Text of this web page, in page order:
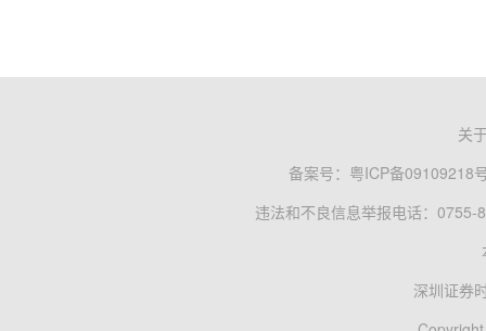
关
备案号： 粤ICP备09109218
违法和不良信息举报电话：0755-
深圳证券